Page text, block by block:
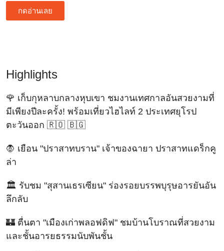
กดอ่านเลย
Highlights
🌹 เก็บกุหลาบกลางหุบเขา ชมงานเทศกาลอันสวยงามที่
มีเพียงปีละครั้ง! พร้อมเที่ยวไฮไลท์ 2 ประเทศยุโรป
ตะวันออก 🇷🇴 🇧🇬
🧛 เยือน "ปราสาทบราน" เจ้าของฉายา ปราสาทแดร็กคู
ล่า
🏛️ รับชม "สุสานเธรเซียน" ร่องรอยบรรพบุรุษอารยันอัน
ลึกลับ
🏰 ตื่นตา "เมืองเก่าพลอฟดิฟ" ชมบ้านโบราณที่สวยงาม
และชั้นอารยธรรมนับพันชั้น